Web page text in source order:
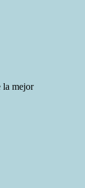
la mejor